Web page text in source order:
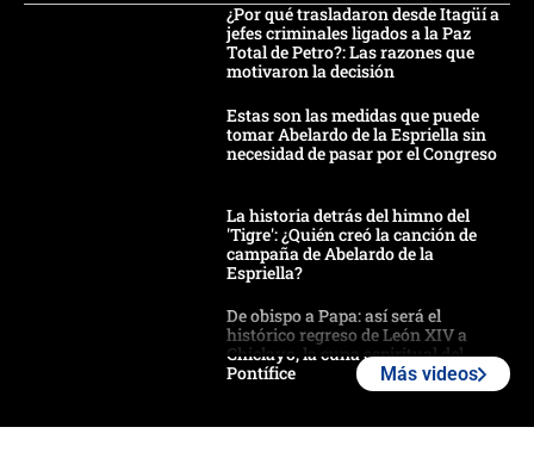
¿Por qué trasladaron desde Itagüí a
jefes criminales ligados a la Paz
Total de Petro?: Las razones que
motivaron la decisión
Estas son las medidas que puede
tomar Abelardo de la Espriella sin
necesidad de pasar por el Congreso
La historia detrás del himno del
'Tigre': ¿Quién creó la canción de
campaña de Abelardo de la
Espriella?
De obispo a Papa: así será el
histórico regreso de León XIV a
Chiclayo, la cuna espiritual del
Pontífice
Más videos